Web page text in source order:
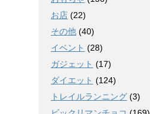
お店 (22)
その他 (40)
イベント (28)
ガジェット (17)
ダイエット (124)
トレイルランニング (3)